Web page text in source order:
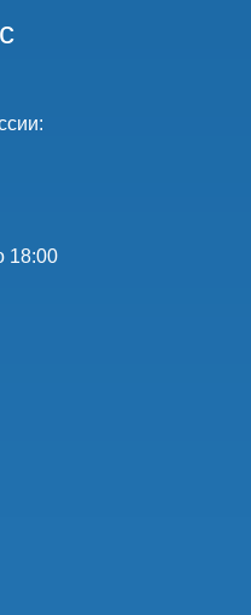
18:00